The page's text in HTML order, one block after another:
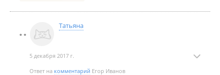
удивлена от такого забавного подарка)
Татьяна
5 декабря 2017 г.
Ответ на комментарий Егор Иванов